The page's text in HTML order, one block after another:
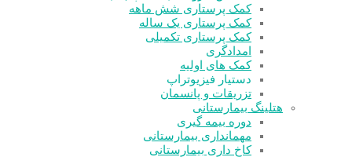
کمک پرستاری شش ماهه
کمک پرستاری یک ساله
کمک پرستاری تکمیلی
امدادگری
کمک های اولیه
دستیار فیزیوتراپ
تزریقات و پانسمان
هتلینگ بیمارستانی
دوره بیمه گیری
مهمانداری بیمارستانی
کاخ داری بیمارستانی